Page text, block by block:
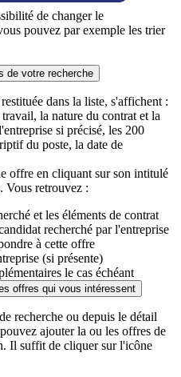
de changer le
pouvez par exemple les trier
de votre recherche
dans la liste, s'affichent :
la nature du contrat et la
si précisé, les 200
du poste, la date de
offre en cliquant sur son intitulé
Vous retrouvez :
et les éléments de contrat
recherché par l'entreprise
à cette offre
(si présente)
le cas échéant
offres qui vous intéressent
recherche ou depuis le détail
ajouter la ou les offres de
Il suffit de cliquer sur l'icône